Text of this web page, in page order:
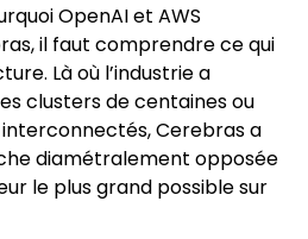
OpenAI et AWS
il faut comprendre ce qui
Là où l’industrie a
clusters de centaines ou
Cerebras a
diamétralement opposée
le plus grand possible sur